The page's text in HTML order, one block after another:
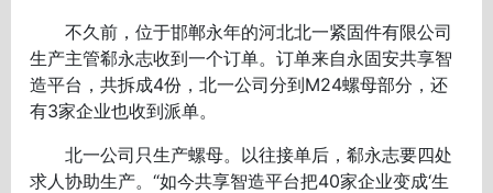
不久前，位于邯郸永年的河北北一紧固件有限公司
生产主管郗永志收到一个订单。订单来自永固安共享智
造平台，共拆成4份，北一公司分到M24螺母部分，还
有3家企业也收到派单。
北一公司只生产螺母。以往接单后，郗永志要四处
求人协助生产。“如今共享智造平台把40家企业变成‘生